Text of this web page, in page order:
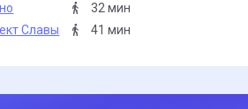
32 мин
Славы
41 мин